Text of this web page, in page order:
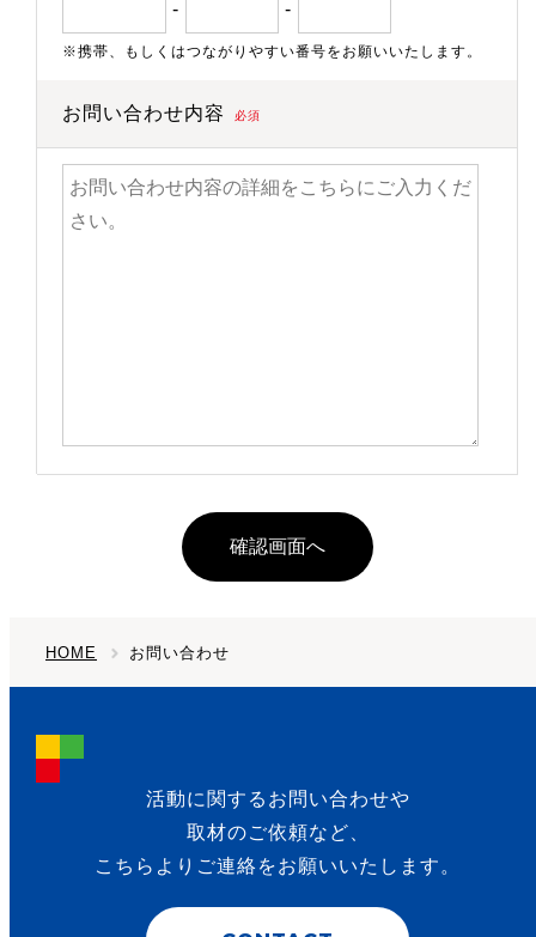
- -
※携帯、もしくはつながりやすい番号をお願いいたします。
お問い合わせ内容 必須
HOME お問い合わせ
活動に関するお問い合わせや
取材のご依頼など、
こちらよりご連絡をお願いいたします。